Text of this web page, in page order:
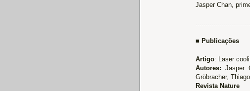
Jasper Chan,
■ Publicações
Artigo: Laser
Autores: Jasper
Gröbracher,
Revista Nature